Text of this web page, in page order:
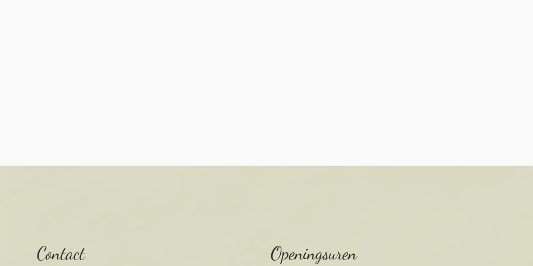
Contact Openingsuren